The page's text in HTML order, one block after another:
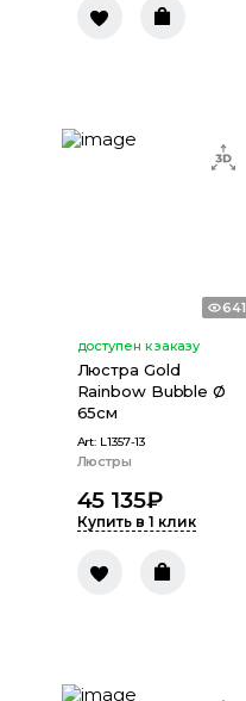
641
доступен к заказу
Люстра Gold
Rainbow Bubble Ø
65см
Art: L1357-13
Люстры
45 135₽
Купить в 1 клик